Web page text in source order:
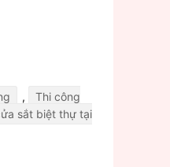
,
Thi công
sắt biệt thự tại